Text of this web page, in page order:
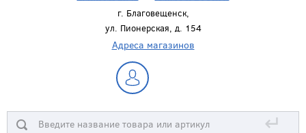
г. Благовещенск,
ул. Пионерская, д. 154
Адреса магазинов
↵